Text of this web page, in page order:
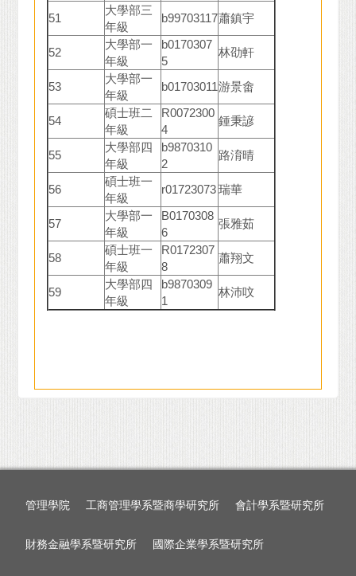
51
大學部三
年級
b99703117蕭鎮宇
52
大學部一
年級
b0170307
5
林劭軒
53
大學部一
年級
b01703011 游景畬
54
碩士班二
年級
R0072300
4
鍾秉諺
55
大學部四
年級
b9870310
2
路淯晴
56
碩士班一
年級
r01723073 瑞華
57
大學部一
年級
B0170308
6
張雅茹
58
碩士班一
年級
R0172307
8
蕭翔文
59
大學部四
年級
b9870309
1
林沛呅
管理學院 工商管理學系暨商學研究所 會計學系暨研究所
財務金融學系暨研究所 國際企業學系暨研究所